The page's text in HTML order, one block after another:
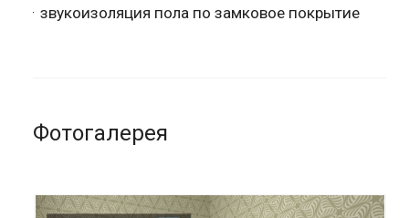
звукоизоляция пола по замковое покрытие
Фотогалерея